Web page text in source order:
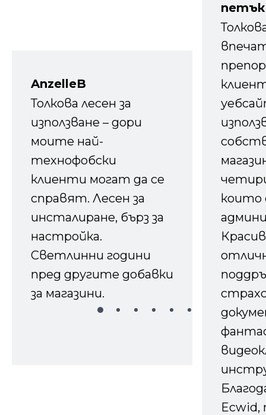
AnzelleB
Толкова лесен за
използване – дори
моите най-
технофобски
клиенти могат да се
справят. Лесен за
инсталиране, бърз за
настройка.
Светлинни години
пред другите добавки
за магазини.
които
Ecwid,